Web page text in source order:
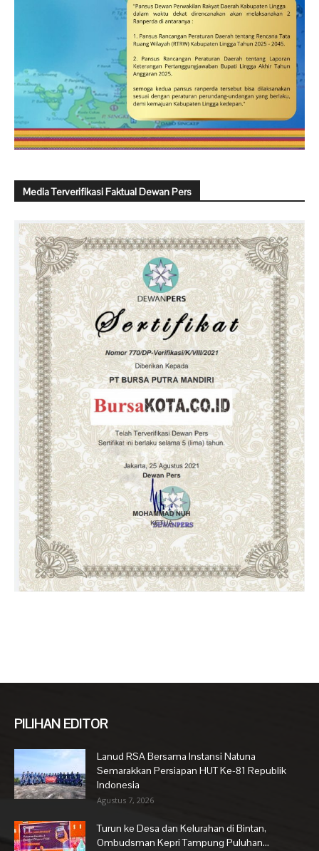
Media Terverifikasi Faktual Dewan Pers
PILIHAN EDITOR
Lanud RSA Bersama Instansi Natuna
Semarakkan Persiapan HUT Ke-81 Republik
Indonesia
Agustus 7, 2026
Turun ke Desa dan Kelurahan di Bintan,
Ombudsman Kepri Tampung Puluhan...